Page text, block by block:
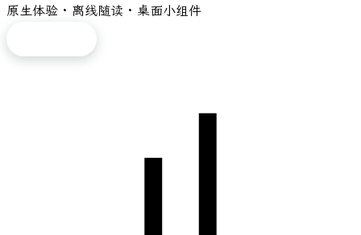
原生体验 · 离线随读 · 桌面小组件